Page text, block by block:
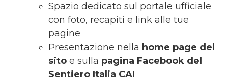
Spazio dedicato sul portale ufficiale
con foto, recapiti e link alle tue
pagine
Presentazione nella home page del
sito e sulla pagina Facebook del
Sentiero Italia CAI